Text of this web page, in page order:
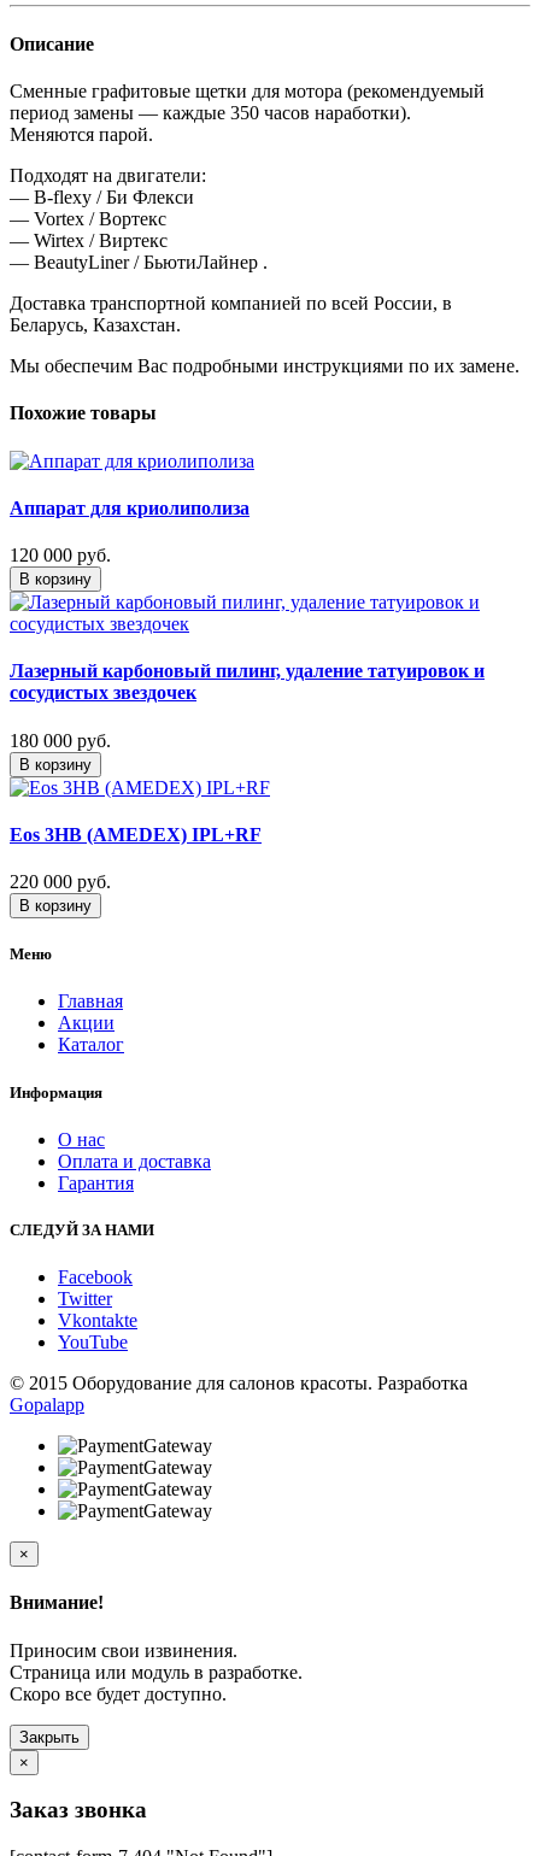
Описание
Сменные графитовые щетки для мотора (рекомендуемый
период замены — каждые 350 часов наработки).
Меняются парой.
Подходят на двигатели:
— B-flexy / Би Флекси
— Vortex / Вортекс
— Wirtex / Виртекс
— BeautyLiner / БьютиЛайнер .
Доставка транспортной компанией по всей России, в
Беларусь, Казахстан.
Мы обеспечим Вас подробными инструкциями по их замене.
Похожие товары
Аппарат для криолиполиза
120 000 руб.
В корзину
Лазерный карбоновый пилинг, удаление татуировок и
сосудистых звездочек
180 000 руб.
В корзину
Eos 3HB (AMEDEX) IPL+RF
220 000 руб.
В корзину
Меню
Главная
Акции
Каталог
Информация
О нас
Оплата и доставка
Гарантия
СЛЕДУЙ ЗА НАМИ
Facebook
Twitter
Vkontakte
YouTube
© 2015 Оборудование для салонов красоты. Разработка
Gopalapp
×
Внимание!
Приносим свои извинения.
Страница или модуль в разработке.
Скоро все будет доступно.
Закрыть
×
Заказ звонка